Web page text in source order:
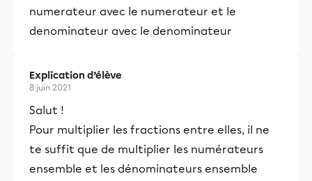
numerateur avec le numerateur et le
denominateur avec le denominateur
Explication d’élève
8 juin 2021
Salut !
Pour multiplier les fractions entre elles, il ne
te suffit que de multiplier les numérateurs
ensemble et les dénominateurs ensemble